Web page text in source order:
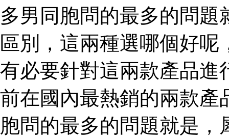
多男同胞問的最多的問
區別，這兩種選哪個好呢
有必要針對這兩款產品進
前在國內最熱銷的兩款產
胞問的最多的問題就是